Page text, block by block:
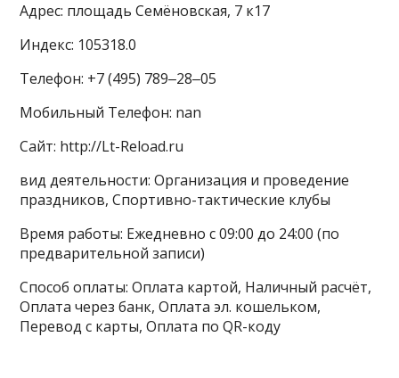
Адрес: площадь Семёновская, 7 к17
Индекс: 105318.0
Телефон: +7 (495) 789‒28‒05
Мобильный Телефон: nan
Сайт: http://Lt-Reload.ru
вид деятельности: Организация и проведение
праздников, Спортивно-тактические клубы
Время работы: Ежедневно с 09:00 до 24:00 (по
предварительной записи)
Способ оплаты: Оплата картой, Наличный расчёт,
Оплата через банк, Оплата эл. кошельком,
Перевод с карты, Оплата по QR-коду